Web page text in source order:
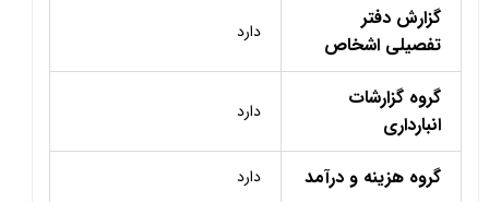
گزارش دفتر
تفصیلی اشخاص
دارد
گروه گزارشات
انبارداری
دارد
گروه هزینه و درآمد دارد